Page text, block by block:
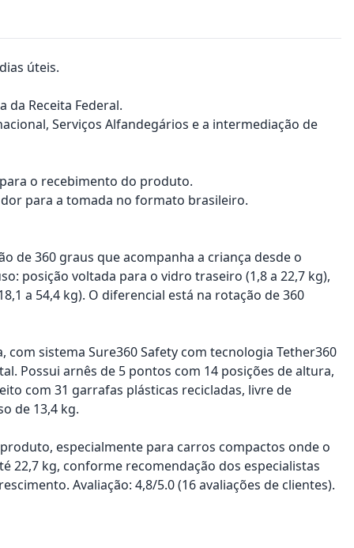
úteis.
da Receita Federal.
Serviços Alfandegários e a intermediação de
o recebimento do produto.
para a tomada no formato brasileiro.
de 360 graus que acompanha a criança desde o
posição voltada para o vidro traseiro (1,8 a 22,7 kg),
a 54,4 kg). O diferencial está na rotação de 360
sistema Sure360 Safety com tecnologia Tether360
Possui arnês de 5 pontos com 14 posições de altura,
com 31 garrafas plásticas recicladas, livre de
de 13,4 kg.
especialmente para carros compactos onde o
22,7 kg, conforme recomendação dos especialistas
Avaliação: 4,8/5.0 (16 avaliações de clientes).